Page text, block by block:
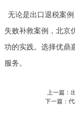
无论是出口退税案
失败补救案例，北京
功的实践。选择优鼎
服务。
上一篇：
下一篇：